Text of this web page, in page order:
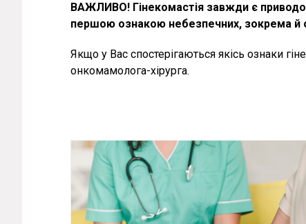
ВАЖЛИВО! Гінекомастія завжди є
першою ознакою небезпечних, зокрема й
Якщо у Вас спостерігаються якісь ознаки
онкомамолога-хірурга.